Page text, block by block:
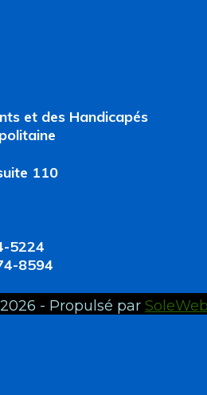
et des Handicapés
110
5224
8594
- Propulsé par